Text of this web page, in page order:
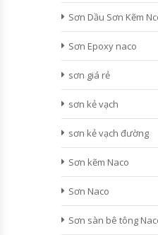
Sơn Dầu Sơn Kẽm
Sơn Epoxy naco
sơn giá rẻ
sơn kẻ vạch
sơn kẻ vạch đường
Sơn kẽm Naco
Sơn Naco
Sơn sàn bê tông